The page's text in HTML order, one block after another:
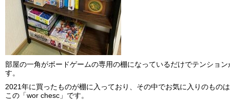
部屋の一角がボードゲームの専用の棚になっているだけでテンション
す。
2021年に買ったものが棚に入っており、その中でお気に入りのものは
この「wor chesc」です。